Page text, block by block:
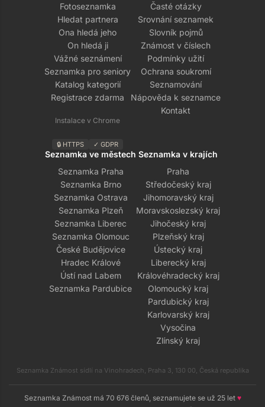
Fotoseznamka
Hledat partnera
Ona hledá jeho
On hledá ji
Vážné seznámení
Seznamka pro seniory
Katalog kategorií
Registrace zdarma
Instalace v Chrome
🔒 HTTPS ✓ GDPR
Časté otázky
Srovnání seznamek
Slovník pojmů
Známost v číslech
Podmínky užití
Ochrana soukromí
Seznamování
Nápověda k seznamce
Kontakt
Seznamka ve městech
Seznamka Praha
Seznamka Brno
Seznamka Ostrava
Seznamka Plzeň
Seznamka Liberec
Seznamka Olomouc
České Budějovice
Hradec Králové
Ústí nad Labem
Seznamka Pardubice
Seznamka v krajích
Praha
Středočeský kraj
Jihomoravský kraj
Moravskoslezský kraj
Jihočeský kraj
Plzeňský kraj
Ústecký kraj
Liberecký kraj
Královéhradecký kraj
Olomoucký kraj
Pardubický kraj
Karlovarský kraj
Vysočina
Zlínský kraj
Seznamka Známost sídlí na Vinohradech, Praha 3, 130 00, Česká republika
Seznamka Známost má 70 676 členů, seznamujete se už 25 let ♥